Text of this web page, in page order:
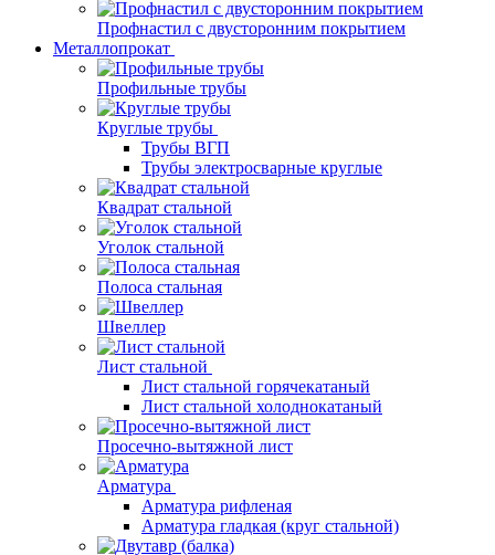
Профнастил с двусторонним покрытием
Металлопрокат
Профильные трубы
Круглые трубы
Трубы ВГП
Трубы электросварные круглые
Квадрат стальной
Уголок стальной
Полоса стальная
Швеллер
Лист стальной
Лист стальной горячекатаный
Лист стальной холоднокатаный
Просечно-вытяжной лист
Арматура
Арматура рифленая
Арматура гладкая (круг стальной)